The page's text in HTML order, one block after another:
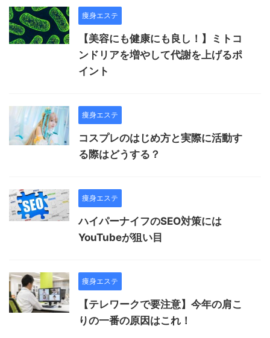
痩身エステ
【美容にも健康にも良し！】ミトコ
ンドリアを増やして代謝を上げるポ
イント
痩身エステ
コスプレのはじめ方と実際に活動す
る際はどうする？
痩身エステ
ハイパーナイフのSEO対策には
YouTubeが狙い目
痩身エステ
【テレワークで要注意】今年の肩こ
りの一番の原因はこれ！